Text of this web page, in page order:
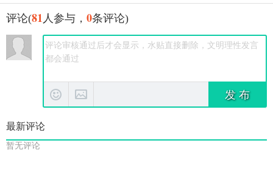
评论(81 人参与， 0条评论)
发 布
最新评论
暂无评论